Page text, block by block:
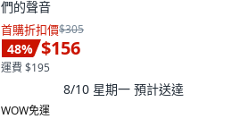
們的聲音
首購折扣價$305
48% $156
運費 $195
8/10 星期一 預計送達
WOW免運